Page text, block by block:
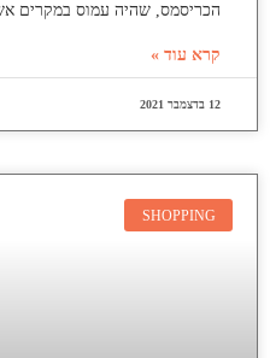
הכריסמס, שהיה עמוס במקרים
קרא עוד »
12 בדצמבר 2021
SHOPPING